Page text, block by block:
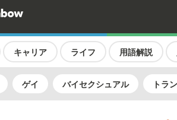
キャリア ライフ 用語解説
ゲイ バイセクシュアル トラ